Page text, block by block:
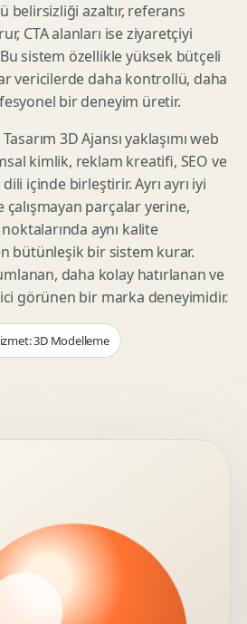
belirsizliği azaltır, referans
CTA alanları ise ziyaretçiyi
sistem özellikle yüksek bütçeli
vericilerde daha kontrollü, daha
bir deneyim üretir.
3D Ajansı yaklaşımı web
kimlik, reklam kreatifi, SEO ve
içinde birleştirir. Ayrı ayrı iyi
parçalar yerine,
aynı kalite
bütünleşik bir sistem kurar.
daha kolay hatırlanan ve
görünen bir marka deneyimidir.
3D Modelleme